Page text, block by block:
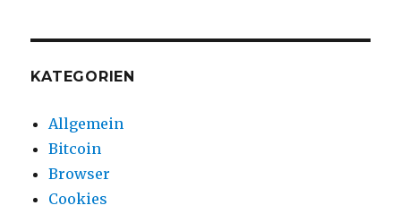
KATEGORIEN
Allgemein
Bitcoin
Browser
Cookies